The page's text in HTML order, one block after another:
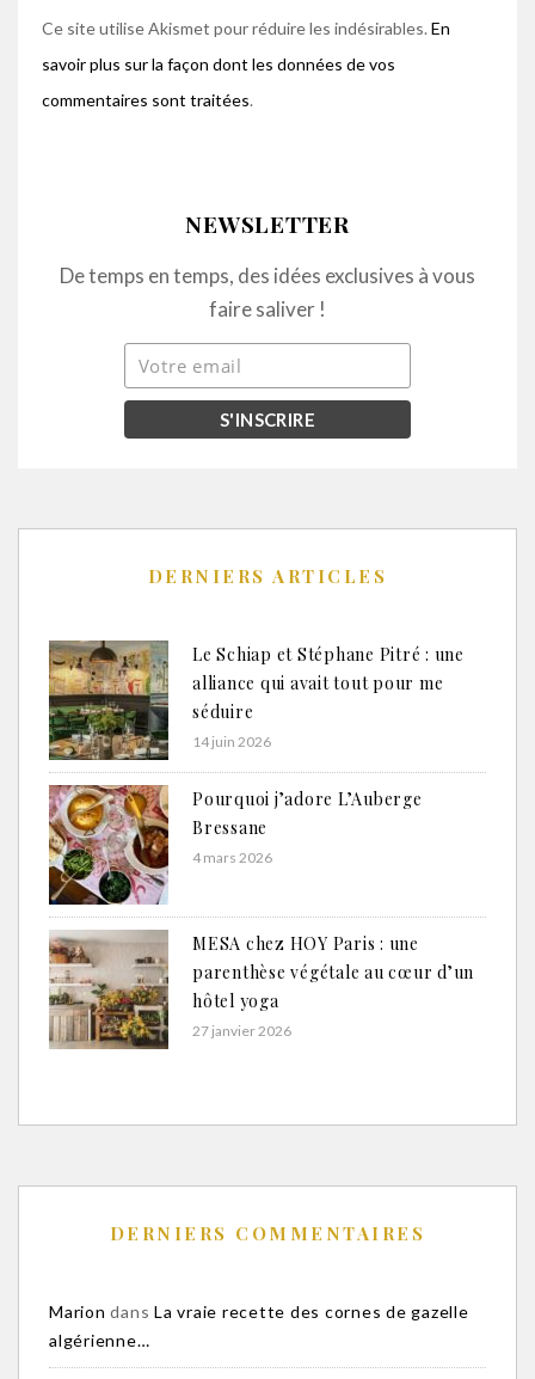
Ce site utilise Akismet pour réduire les indésirables. En
savoir plus sur la façon dont les données de vos
commentaires sont traitées.
NEWSLETTER
De temps en temps, des idées exclusives à vous
faire saliver !
DERNIERS ARTICLES
Le Schiap et Stéphane Pitré : une
alliance qui avait tout pour me
séduire
14 juin 2026
Pourquoi j’adore L’Auberge
Bressane
4 mars 2026
MESA chez HOY Paris : une
parenthèse végétale au cœur d’un
hôtel yoga
27 janvier 2026
DERNIERS COMMENTAIRES
Marion dans La vraie recette des cornes de gazelle
algérienne…